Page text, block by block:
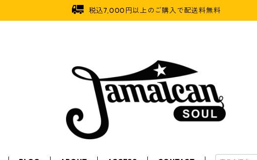
税込7,000円以上のご購入で配送料無料